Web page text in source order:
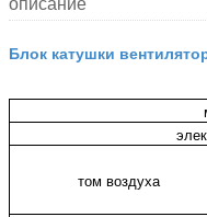
Блок катушки
том воздуха